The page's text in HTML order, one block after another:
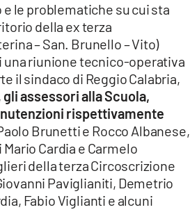
le problematiche su cui sta
della ex terza
– San. Brunello – Vito)
una riunione tecnico-operativa
il sindaco di Reggio Calabria,
gli assessori alla Scuola,
rispettivamente
Brunetti e Rocco Albanese,
Cardia e Carmelo
della terza Circoscrizione
Paviglianiti, Demetrio
Fabio Viglianti e alcuni